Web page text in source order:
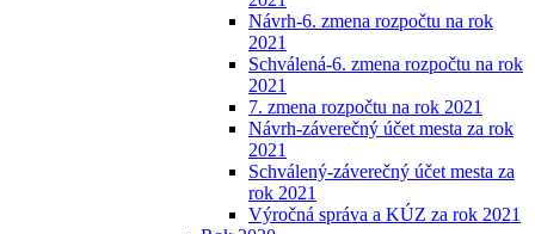
Návrh-6. zmena rozpočtu na rok
2021
Schválená-6. zmena rozpočtu na rok
2021
7. zmena rozpočtu na rok 2021
Návrh-záverečný účet mesta za rok
2021
Schválený-záverečný účet mesta za
rok 2021
Výročná správa a KÚZ za rok 2021